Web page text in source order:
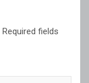
Required fields